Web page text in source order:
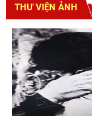
THƯ VIỆN ẢNH